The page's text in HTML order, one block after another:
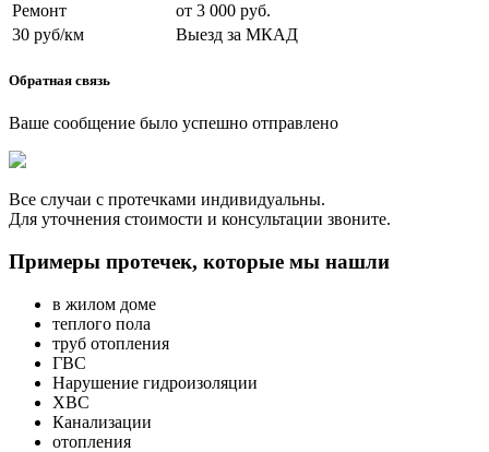
Ремонт
от 3 000 руб.
30 руб/км
Выезд за МКАД
Обратная связь
Ваше сообщение было успешно отправлено
Все случаи с протечками индивидуальны.
Для уточнения стоимости и консультации звоните.
Примеры протечек, которые мы нашли
в жилом доме
теплого пола
труб отопления
ГВС
Нарушение гидроизоляции
ХВС
Канализации
отопления